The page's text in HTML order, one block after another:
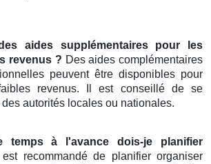
aides supplémentaires pour les
revenus ? Des aides complémentaires
peuvent être disponibles pour
revenus. Il est conseillé de se
autorités locales ou nationales.
temps à l'avance dois-je planifier
recommandé de planifier organiser